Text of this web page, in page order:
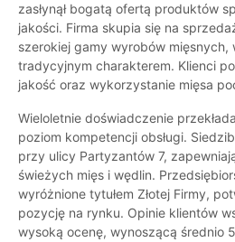
zasłynął bogatą ofertą produktów
jakości. Firma skupia się na
szerokiej gamy wyrobów mięsnych,
tradycyjnym charakterem. Klienci
jakość oraz wykorzystanie mięsa
Wieloletnie doświadczenie
poziom kompetencji obsługi.
przy ulicy Partyzantów 7,
świeżych mięs i wędlin.
wyróżnione tytułem Złotej Firmy,
pozycję na rynku. Opinie klientów
wysoką ocenę, wynoszącą średnio